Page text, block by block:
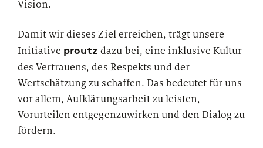
Krankenversicherer
Lebensversicherer
Spezialinstitute &
Private Banking & Wealth
Regulierung & Sonderprüfungen
Themenfür Financial Services
Transformationskompetenz entlang der gesamten
European Asset Management Study
Vision.
Damit wir dieses Ziel erreichen, trägt unsere
Initiative proutz dazu bei, eine inklusive Kultur
des Vertrauens, des Respekts und der
Wertschätzung zu schaffen. Das bedeutet für uns
vor allem, Aufklärungsarbeit zu leisten,
Vorurteilen entgegenzuwirken und den Dialog zu
fördern.